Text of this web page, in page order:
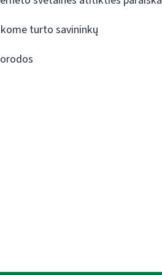
turto savininkų